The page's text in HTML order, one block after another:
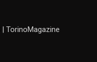
| TorinoMagazine